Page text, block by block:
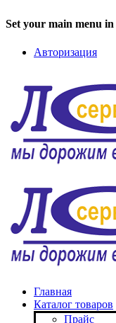
Set your main menu in
Авторизация
Главная
Каталог товаров
Прайс